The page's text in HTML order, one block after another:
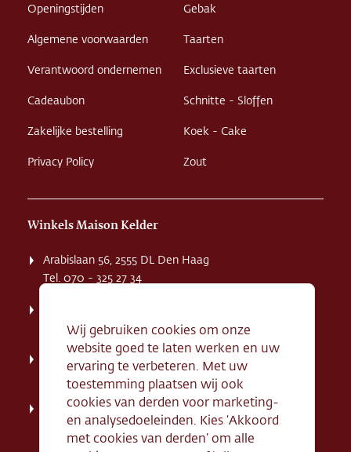
Openingstijden
Algemene voorwaarden
Verantwoord ondernemen
Cadeaubon
Zakelijke bestelling
Privacy Policy
Gebak
Taarten
Exclusieve taarten
Schnitte - Sloffen
Koek - Cake
Zout
Winkels Maison Kelder
Arabislaan 56, 2555 DL Den Haag
Tel. 070 - 325 27 34
Tel. 070 - 324 94 09
Kerkstraat 71, 2242 HD Wassenaar
Tel. 070 - 517 95 07
Dorpsstraat 134, 2712 AN Zoetermeer
Tel. 079 - 316 78 95
Wij gebruiken cookies om onze
website goed te laten werken en uw
ervaring te verbeteren. Met uw
toestemming plaatsen wij ook
cookies van derden voor marketing-
en analysedoeleinden. Kies ‘Akkoord
met cookies van derden’ om alle